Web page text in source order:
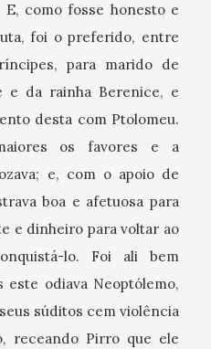
como fosse honesto e
foi o preferido, entre
para marido de
e da rainha Berenice, e
desta com Ptolomeu.
os favores e a
e, com o apoio de
boa e afetuosa para
e dinheiro para voltar ao
lo. Foi ali bem
odiava Neoptólemo,
súditos cem violência
receando Pirro que ele